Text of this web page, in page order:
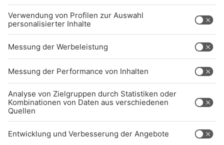
BARRIEREFREIHEIT: WIR ARBEITEN DERZEIT
AKTIV DARAN, UNSERE WEBSITE
BARRIEREFREI ZU GESTALTEN - GEMÄSS D
EN ANFORDERUNGEN DES B
ARRIEREFREIHEITSSTÄRKUNGSGESETZES. W
ENN SIE AUF BARRIEREN STOSSEN ODER UN
NTAKTIEREN SIE UNS GERNE.
Studio-Hotline
(089) 38 38 38 38
info@radiogong.de